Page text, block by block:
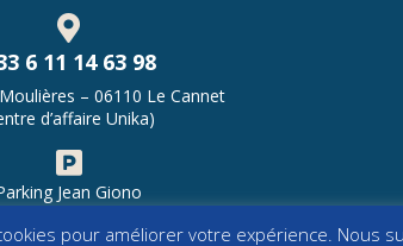

6 11 14 63 98
– 06110 Le Cannet
d’affaire Unika)

Jean Giono
pour améliorer votre expérience. Nous